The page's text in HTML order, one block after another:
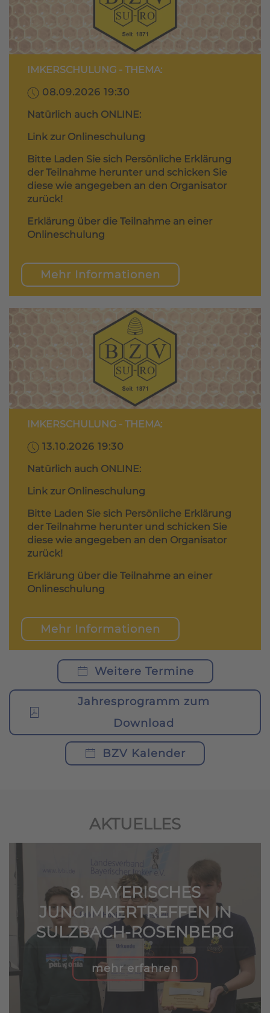
IMKERSCHULUNG - THEMA:
08.09.2026 19:30
Natürlich auch ONLINE:
Link zur Onlineschulung
Bitte Laden Sie sich Persönliche Erklärung
der Teilnahme herunter und schicken Sie
diese wie angegeben an den Organisator
zurück!
Erklärung über die Teilnahme an einer
Onlineschulung
Mehr Informationen
IMKERSCHULUNG - THEMA:
13.10.2026 19:30
Natürlich auch ONLINE:
Link zur Onlineschulung
Bitte Laden Sie sich Persönliche Erklärung
der Teilnahme herunter und schicken Sie
diese wie angegeben an den Organisator
zurück!
Erklärung über die Teilnahme an einer
Onlineschulung
Mehr Informationen
Weitere Termine
Jahresprogramm zum
Download
BZV Kalender
AKTUELLES
8. BAYERISCHES
JUNGIMKERTREFFEN IN
SULZBACH-ROSENBERG
mehr erfahren